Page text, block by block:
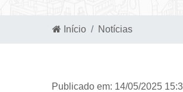
Início Notícias
Publicado em: 14/05/2025